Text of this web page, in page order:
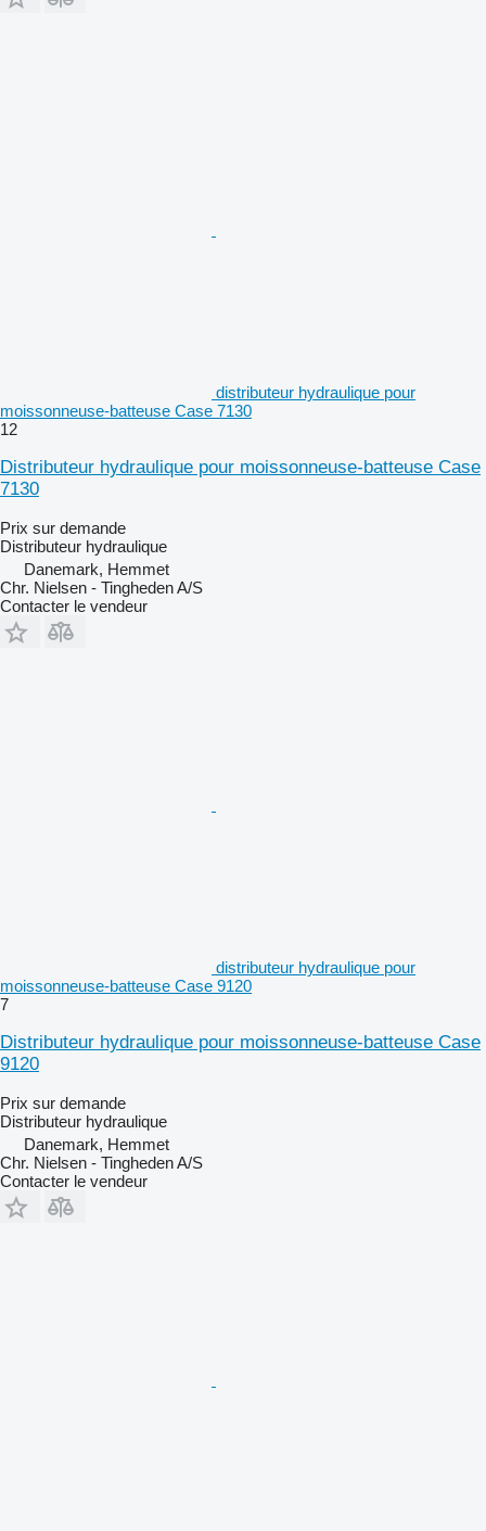
distributeur hydraulique pour
moissonneuse-batteuse Case 7130
12
Distributeur hydraulique pour moissonneuse-batteuse Case
7130
Prix sur demande
Distributeur hydraulique
Danemark, Hemmet
Chr. Nielsen - Tingheden A/S
Contacter le vendeur
distributeur hydraulique pour
moissonneuse-batteuse Case 9120
7
Distributeur hydraulique pour moissonneuse-batteuse Case
9120
Prix sur demande
Distributeur hydraulique
Danemark, Hemmet
Chr. Nielsen - Tingheden A/S
Contacter le vendeur